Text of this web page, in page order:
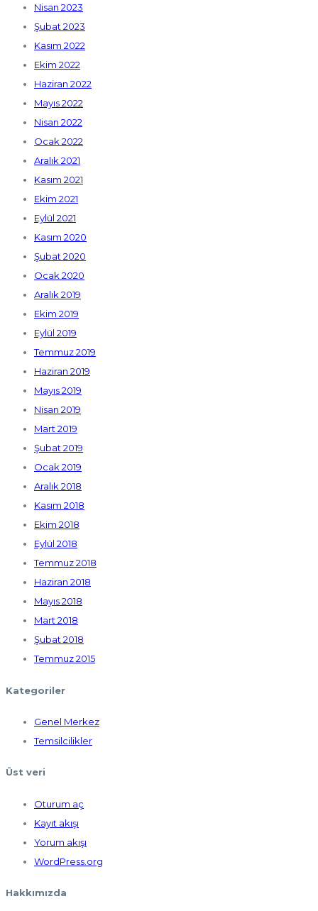
Nisan 2023
Şubat 2023
Kasım 2022
Ekim 2022
Haziran 2022
Mayıs 2022
Nisan 2022
Ocak 2022
Aralık 2021
Kasım 2021
Ekim 2021
Eylül 2021
Kasım 2020
Şubat 2020
Ocak 2020
Aralık 2019
Ekim 2019
Eylül 2019
Temmuz 2019
Haziran 2019
Mayıs 2019
Nisan 2019
Mart 2019
Şubat 2019
Ocak 2019
Aralık 2018
Kasım 2018
Ekim 2018
Eylül 2018
Temmuz 2018
Haziran 2018
Mayıs 2018
Mart 2018
Şubat 2018
Temmuz 2015
Kategoriler
Genel Merkez
Temsilcilikler
Üst veri
Oturum aç
Kayıt akışı
Yorum akışı
WordPress.org
Hakkımızda